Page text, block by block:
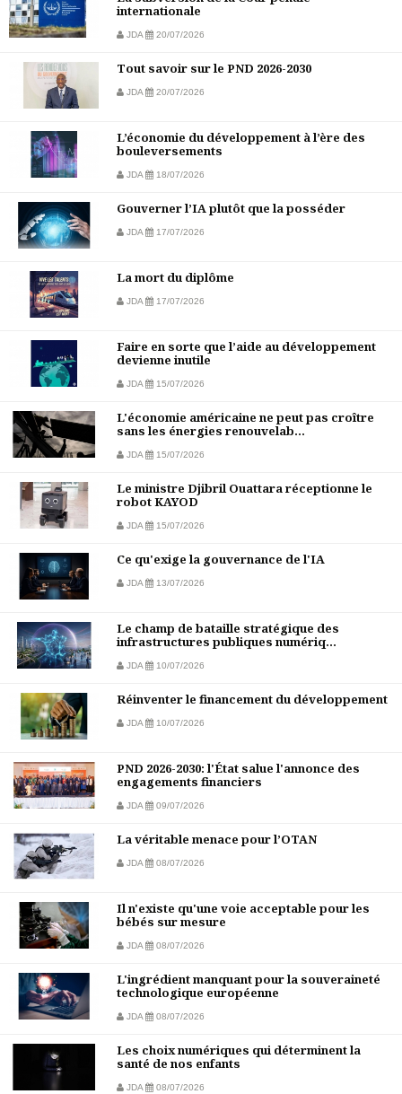
internationale
JDA 20/07/2026
Tout savoir sur le PND 2026-2030
JDA 20/07/2026
L’économie du développement à l’ère des
bouleversements
JDA 18/07/2026
Gouverner l’IA plutôt que la posséder
JDA 17/07/2026
La mort du diplôme
JDA 17/07/2026
Faire en sorte que l’aide au développement
devienne inutile
JDA 15/07/2026
L'économie américaine ne peut pas croître
sans les énergies renouvelab...
JDA 15/07/2026
Le ministre Djibril Ouattara réceptionne le
robot KAYOD
JDA 15/07/2026
Ce qu'exige la gouvernance de l'IA
JDA 13/07/2026
Le champ de bataille stratégique des
infrastructures publiques numériq...
JDA 10/07/2026
Réinventer le financement du développement
JDA 10/07/2026
PND 2026-2030: l'État salue l'annonce des
engagements financiers
JDA 09/07/2026
La véritable menace pour l’OTAN
JDA 08/07/2026
Il n'existe qu'une voie acceptable pour les
bébés sur mesure
JDA 08/07/2026
L'ingrédient manquant pour la souveraineté
technologique européenne
JDA 08/07/2026
Les choix numériques qui déterminent la
santé de nos enfants
JDA 08/07/2026